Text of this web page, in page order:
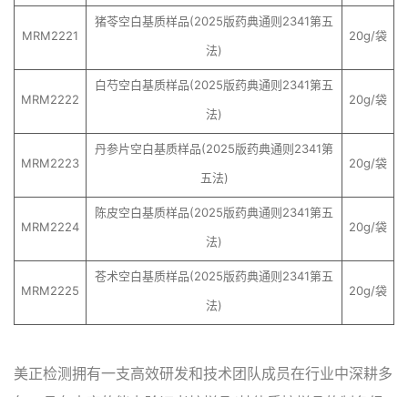
MRM2221
猪苓空白基质样品(2025版药典通则2341第五
法)
20g/袋
MRM2222
白芍空白基质样品(2025版药典通则2341第五
法)
20g/袋
MRM2223
丹参片空白基质样品(2025版药典通则2341第
五法)
20g/袋
MRM2224
陈皮空白基质样品(2025版药典通则2341第五
法)
20g/袋
MRM2225
苍术空白基质样品(2025版药典通则2341第五
法)
20g/袋
美正检测拥有一支高效研发和技术团队成员在行业中深耕多